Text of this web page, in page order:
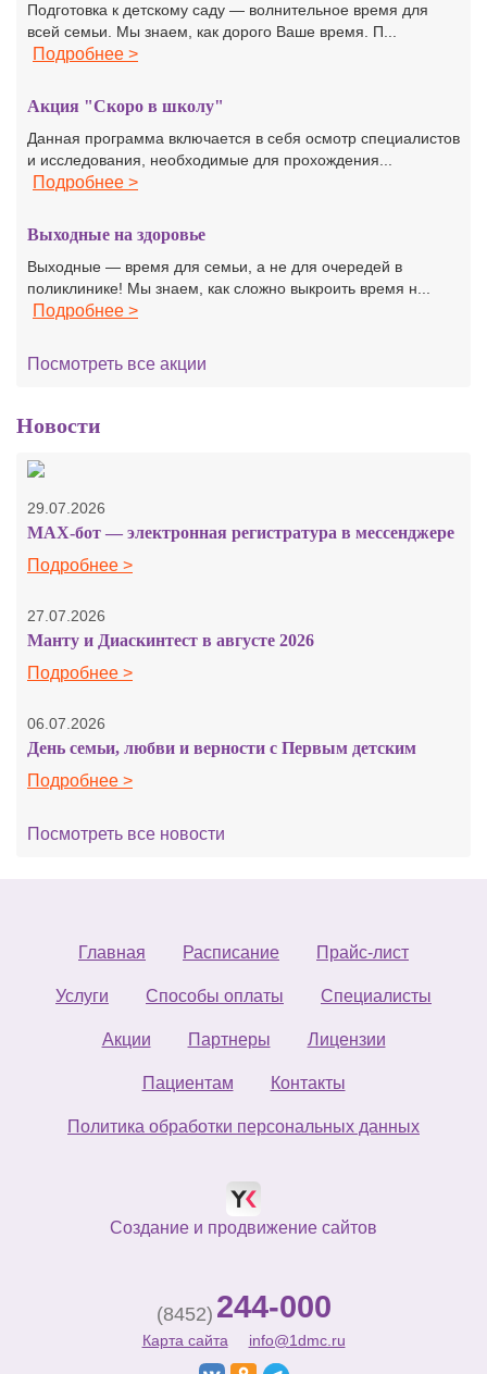
Подготовка к детскому саду — волнительное время для
всей семьи. Мы знаем, как дорого Ваше время. П...
Подробнее >
Акция "Скоро в школу"
Данная программа включается в себя осмотр специалистов
и исследования, необходимые для прохождения...
Подробнее >
Выходные на здоровье
Выходные — время для семьи, а не для очередей в
поликлинике! Мы знаем, как сложно выкроить время н...
Подробнее >
Посмотреть все акции
Новости
29.07.2026
MAX-бот — электронная регистратура в мессенджере
Подробнее >
27.07.2026
Манту и Диаскинтест в августе 2026
Подробнее >
06.07.2026
День семьи, любви и верности с Первым детским
Подробнее >
Посмотреть все новости
Главная Расписание Прайс-лист
Услуги Способы оплаты Специалисты
Акции Партнеры Лицензии
Пациентам Контакты
Политика обработки персональных данных
Создание и продвижение сайтов
(8452) 244-000
Карта сайта info@1dmc.ru